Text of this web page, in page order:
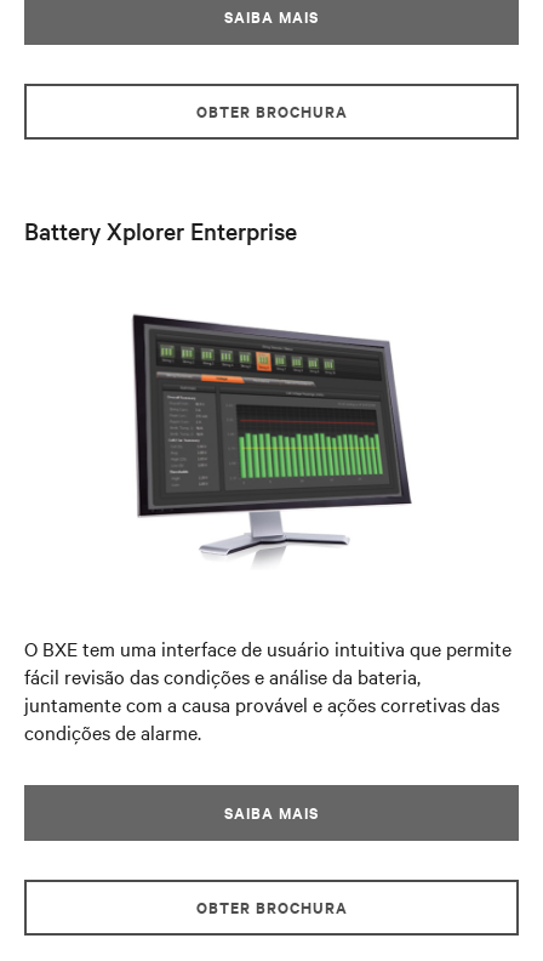
SAIBA MAIS
OBTER BROCHURA
Battery Xplorer Enterprise
O BXE tem uma interface de usuário intuitiva que permite
fácil revisão das condições e análise da bateria,
juntamente com a causa provável e ações corretivas das
condições de alarme.
SAIBA MAIS
OBTER BROCHURA